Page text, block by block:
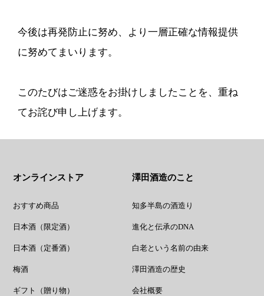
今後は再発防⽌に努め、より⼀層正確な情報提供
に努めてまいります。
このたびはご迷惑をお掛けしましたことを、重ね
てお詫び申し上げます。
オンラインストア
おすすめ商品
日本酒（限定酒）
日本酒（定番酒）
梅酒
ギフト（贈り物）
澤田酒造のこと
知多半島の酒造り
進化と伝承のDNA
白老という名前の由来
澤田酒造の歴史
会社概要